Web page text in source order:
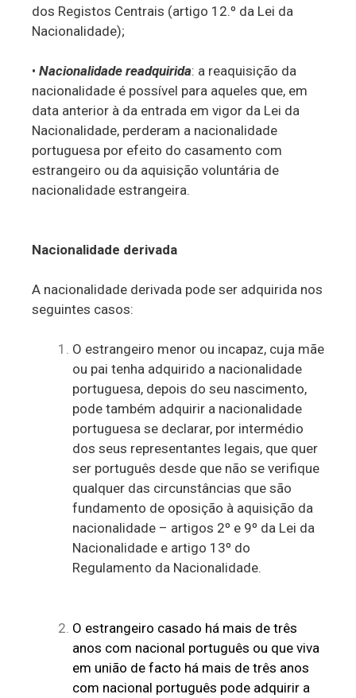
dos Registos Centrais (artigo 12.º da Lei da
Nacionalidade);
• Nacionalidade readquirida: a reaquisição da
nacionalidade é possível para aqueles que, em
data anterior à da entrada em vigor da Lei da
Nacionalidade, perderam a nacionalidade
portuguesa por efeito do casamento com
estrangeiro ou da aquisição voluntária de
nacionalidade estrangeira.
Nacionalidade derivada
A nacionalidade derivada pode ser adquirida nos
seguintes casos:
O estrangeiro menor ou incapaz, cuja mãe
ou pai tenha adquirido a nacionalidade
portuguesa, depois do seu nascimento,
pode também adquirir a nacionalidade
portuguesa se declarar, por intermédio
dos seus representantes legais, que quer
ser português desde que não se verifique
qualquer das circunstâncias que são
fundamento de oposição à aquisição da
nacionalidade – artigos 2º e 9º da Lei da
Nacionalidade e artigo 13º do
Regulamento da Nacionalidade.
O estrangeiro casado há mais de três
anos com nacional português ou que viva
em união de facto há mais de três anos
com nacional português pode adquirir a